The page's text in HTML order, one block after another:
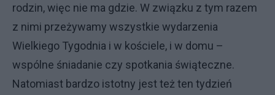
rodzin, więc nie ma gdzie. W związku z tym razem
z nimi przeżywamy wszystkie wydarzenia
Wielkiego Tygodnia i w kościele, i w domu –
wspólne śniadanie czy spotkania świąteczne.
Natomiast bardzo istotny jest też ten tydzień